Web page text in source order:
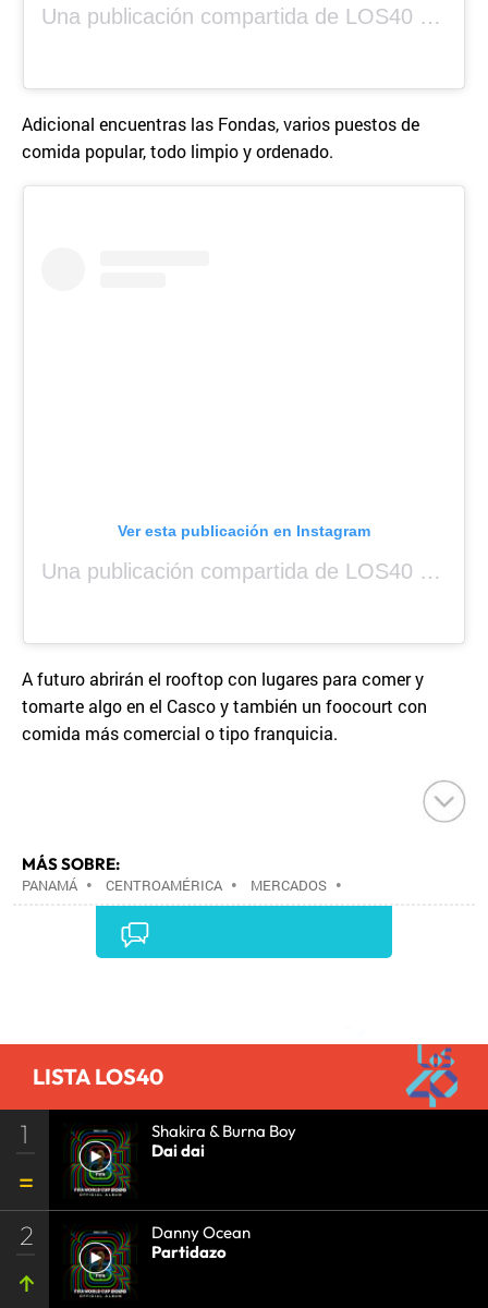
Una publicación compartida de LOS40 Panamá 🇵🇦 🎙️🎶 (@los40panama)
Adicional encuentras las Fondas, varios puestos de
comida popular, todo limpio y ordenado.
Ver esta publicación en Instagram
Una publicación compartida de LOS40 Panamá 🇵🇦 🎙️🎶 (@los40panama)
A futuro abrirán el rooftop con lugares para comer y
tomarte algo en el Casco y también un foocourt con
comida más comercial o tipo franquicia.
MÁS SOBRE:
PANAMÁ • CENTROAMÉRICA • MERCADOS •
ESTABLECIMIENTOS COMERCIALES•
LATINOAMÉRICA•
•
LISTA LOS40
1
Shakira & Burna Boy
Dai dai
2
Danny Ocean
Partidazo